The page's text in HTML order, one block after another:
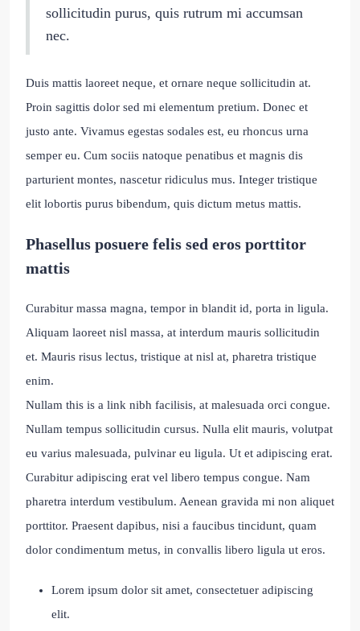
sollicitudin purus, quis rutrum mi accumsan
nec.
Duis mattis laoreet neque, et ornare neque sollicitudin at.
Proin sagittis dolor sed mi elementum pretium. Donec et
justo ante. Vivamus egestas sodales est, eu rhoncus urna
semper eu. Cum sociis natoque penatibus et magnis dis
parturient montes, nascetur ridiculus mus. Integer tristique
elit lobortis purus bibendum, quis dictum metus mattis.
Phasellus posuere felis sed eros porttitor
mattis
Curabitur massa magna, tempor in blandit id, porta in ligula.
Aliquam laoreet nisl massa, at interdum mauris sollicitudin
et. Mauris risus lectus, tristique at nisl at, pharetra tristique
enim.
Nullam this is a link nibh facilisis, at malesuada orci congue.
Nullam tempus sollicitudin cursus. Nulla elit mauris, volutpat
eu varius malesuada, pulvinar eu ligula. Ut et adipiscing erat.
Curabitur adipiscing erat vel libero tempus congue. Nam
pharetra interdum vestibulum. Aenean gravida mi non aliquet
porttitor. Praesent dapibus, nisi a faucibus tincidunt, quam
dolor condimentum metus, in convallis libero ligula ut eros.
Lorem ipsum dolor sit amet, consectetuer adipiscing
elit.